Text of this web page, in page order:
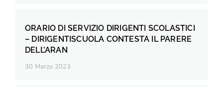
ORARIO DI SERVIZIO DIRIGENTI SCOLASTICI
– DIRIGENTISCUOLA CONTESTA IL PARERE
DELL’ARAN
30 Marzo 2023